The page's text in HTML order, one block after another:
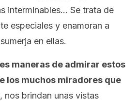
interminables… Se trata de
especiales y enamoran a
en ellas.
maneras de admirar estos
los muchos miradores que
nos brindan unas vistas